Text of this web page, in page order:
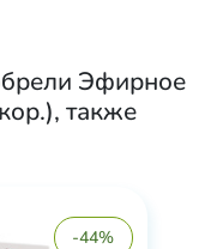
Эфирное
, также
-44%